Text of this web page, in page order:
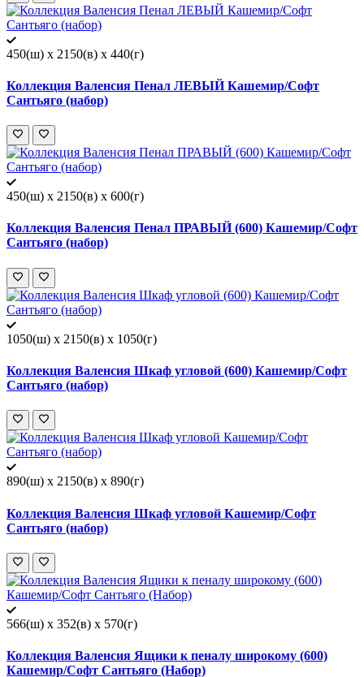
450(ш) x 2150(в) x 440(г)
Коллекция Валенсия Пенал ЛЕВЫЙ Кашемир/Софт
Сантьяго (набор)
450(ш) x 2150(в) x 600(г)
Коллекция Валенсия Пенал ПРАВЫЙ (600) Кашемир/Софт
Сантьяго (набор)
1050(ш) x 2150(в) x 1050(г)
Коллекция Валенсия Шкаф угловой (600) Кашемир/Софт
Сантьяго (набор)
890(ш) x 2150(в) x 890(г)
Коллекция Валенсия Шкаф угловой Кашемир/Софт
Сантьяго (набор)
566(ш) x 352(в) x 570(г)
Коллекция Валенсия Ящики к пеналу широкому (600)
Кашемир/Софт Сантьяго (Набор)